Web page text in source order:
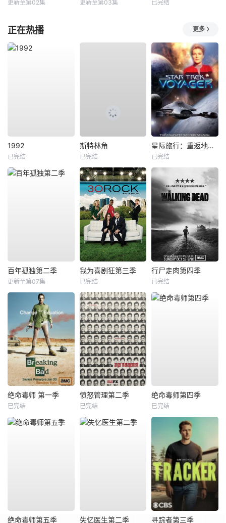
更新至第02集 更新至第03集 已完结
正在热播 更多
1992
已完结
斯特林角
已完结
星际旅行：重返地球第二季
已完结
百年孤独第二季
更新至第07集
我为喜剧狂第三季
已完结
行尸走肉第四季
已完结
绝命毒师 第一季
已完结
愤怒管理第二季
已完结
绝命毒师第四季
已完结
绝命毒师第五季 失忆医生第二季 寻踪者第三季